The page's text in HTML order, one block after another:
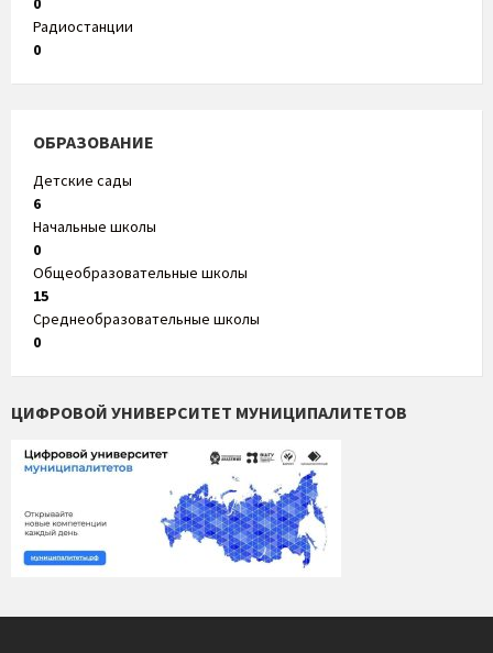
Радиостанции
0
ОБРАЗОВАНИЕ
Детские сады
6
Начальные школы
0
Общеобразовательные школы
15
Среднеобразовательные школы
0
ЦИФРОВОЙ УНИВЕРСИТЕТ МУНИЦИПАЛИТЕТОВ